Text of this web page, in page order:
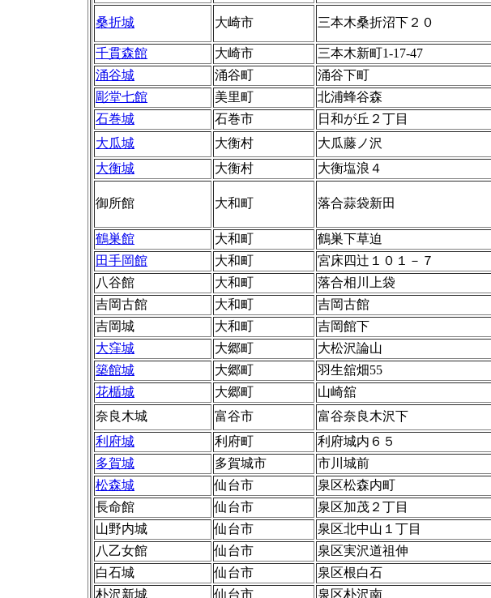
桑折城 大崎市 三本木桑折沼下２０
千貫森館 大崎市 三本木新町1-17-47
涌谷城
涌谷町 涌谷下町
彫堂七館
美里町 北浦蜂谷森
石巻城
石巻市 日和が丘２丁目
大瓜城
大衡村 大瓜藤ノ沢
大衡城 大衡村 大衡塩浪４
御所館 大和町 落合蒜袋新田
鶴巣館 大和町 鶴巣下草迫
田手岡館
大和町 宮床四辻１０１－７
八谷館
大和町 落合相川上袋
吉岡古館
大和町 吉岡古館
吉岡城
大和町 吉岡館下
大窪城
大郷町 大松沢論山
築館城
大郷町 羽生舘畑55
花楯城
大郷町 山崎舘
奈良木城
富谷市 富谷奈良木沢下
利府城 利府町 利府城内６５
多賀城
多賀城市 市川城前
松森城
仙台市 泉区松森内町
長命館
仙台市 泉区加茂２丁目
山野内城
仙台市 泉区北中山１丁目
八乙女館
仙台市 泉区実沢道祖伸
白石城
仙台市 泉区根白石
朴沢新城
仙台市 泉区朴沢南